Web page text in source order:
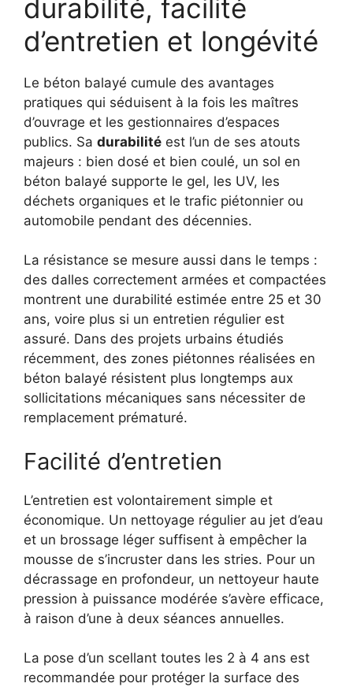
durabilité, facilité
d’entretien et longévité
Le béton balayé cumule des avantages
pratiques qui séduisent à la fois les maîtres
d’ouvrage et les gestionnaires d’espaces
publics. Sa durabilité est l’un de ses atouts
majeurs : bien dosé et bien coulé, un sol en
béton balayé supporte le gel, les UV, les
déchets organiques et le trafic piétonnier ou
automobile pendant des décennies.
La résistance se mesure aussi dans le temps :
des dalles correctement armées et compactées
montrent une durabilité estimée entre 25 et 30
ans, voire plus si un entretien régulier est
assuré. Dans des projets urbains étudiés
récemment, des zones piétonnes réalisées en
béton balayé résistent plus longtemps aux
sollicitations mécaniques sans nécessiter de
remplacement prématuré.
Facilité d’entretien
L’entretien est volontairement simple et
économique. Un nettoyage régulier au jet d’eau
et un brossage léger suffisent à empêcher la
mousse de s’incruster dans les stries. Pour un
décrassage en profondeur, un nettoyeur haute
pression à puissance modérée s’avère efficace,
à raison d’une à deux séances annuelles.
La pose d’un scellant toutes les 2 à 4 ans est
recommandée pour protéger la surface des